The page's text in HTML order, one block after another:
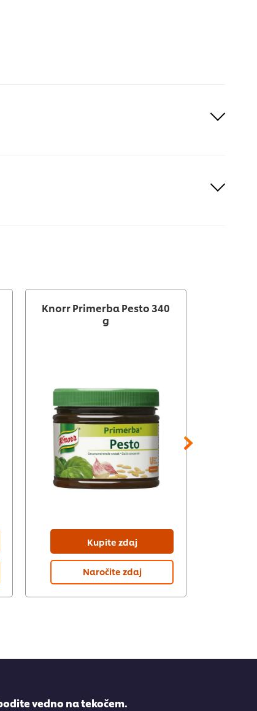
Knorr Primerba Pesto 340
g
Kupite zdaj
Naročite zdaj
vedno na tekočem.